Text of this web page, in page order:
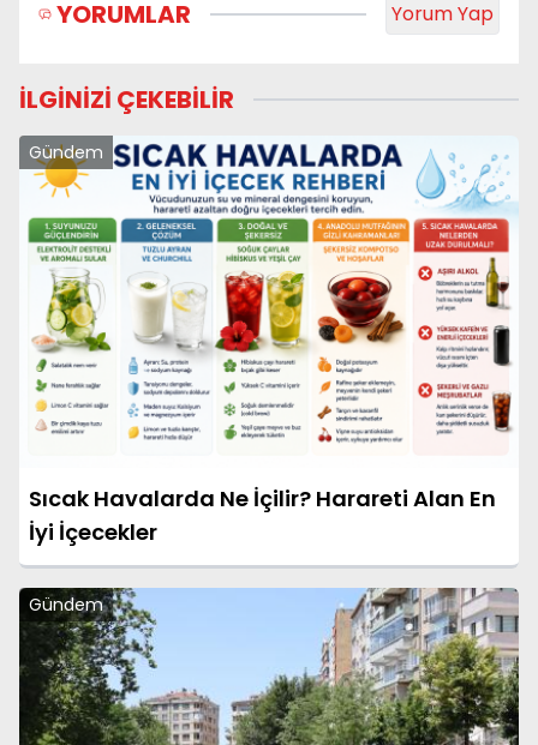
YORUMLAR Yorum Yap
İLGİNİZİ ÇEKEBİLİR
Gündem
Sıcak Havalarda Ne İçilir? Harareti Alan En
İyi İçecekler
Gündem